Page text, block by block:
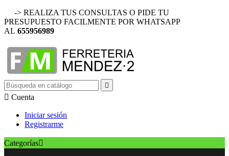
-> REALIZA TUS CONSULTAS O PIDE TU
PRESUPUESTO FACILMENTE POR WHATSAPP
AL 655956989

 Cuenta
Iniciar sesión
Registrarme
Categorías